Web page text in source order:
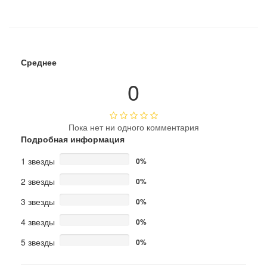
Среднее
0
Пока нет ни одного комментария
Подробная информация
1 звезды
0%
2 звезды 0%
3 звезды 0%
4 звезды 0%
5 звезды 0%